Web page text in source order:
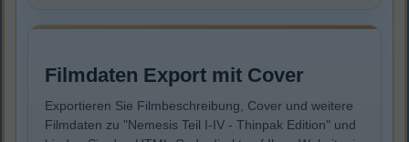
Filmdaten Export mit Cover
Exportieren Sie Filmbeschreibung, Cover und weitere
Filmdaten zu "Nemesis Teil I-IV - Thinpak Edition" und